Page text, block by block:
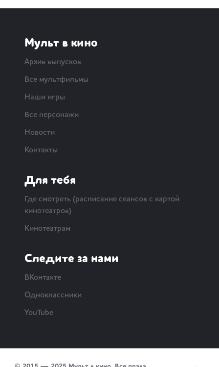
Мульт в кино
Архив выпусков
Все мультфильмы
Наши игры
Все персонажи
Новости
Контакты
Для тебя
Где смотреть (расписание сеансов с картой
кинотеатров)
Кинотеатрам
Следите за нами
ВКонтакте
Одноклассники
YouTube